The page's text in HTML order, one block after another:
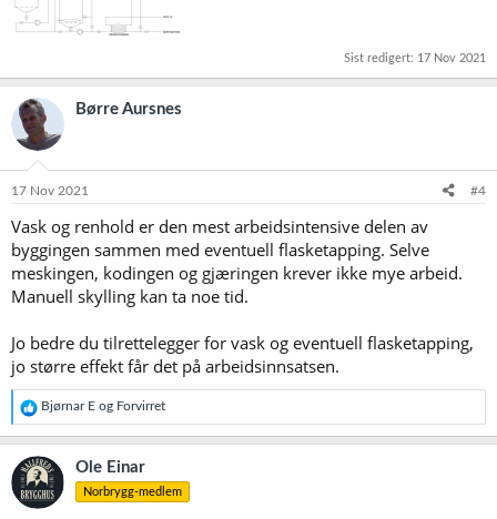
Sist redigert: 17 Nov 2021
Børre Aursnes
17 Nov 2021 #4
Vask og renhold er den mest arbeidsintensive delen av
byggingen sammen med eventuell flasketapping. Selve
meskingen, kodingen og gjæringen krever ikke mye arbeid.
Manuell skylling kan ta noe tid.
Jo bedre du tilrettelegger for vask og eventuell flasketapping,
jo større effekt får det på arbeidsinnsatsen.
R
e
a
k
s
j
o
Bjørnar E og Forvirret
Ole Einar
Norbrygg-medlem